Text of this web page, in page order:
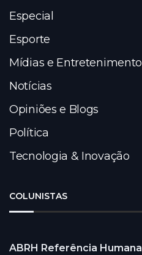
Especial
Esporte
Mídias e Entretenimento
Notícias
Opiniões e Blogs
Política
Tecnologia & Inovação
COLUNISTAS
ABRH Referência Humana